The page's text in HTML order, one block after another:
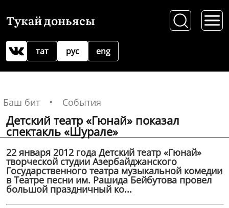
Тукай доньясы
рус
тат eng
Баш бит События
Детский театр «Гюнай» показал
спектакль «Шурале»
22 января 2012 года Детский театр «Гюнай»
творческой студии Азербайджанского
Государственного театра музыкальной комедии
в Театре песни им. Рашида Бейбутова провел
большой праздничный ко...